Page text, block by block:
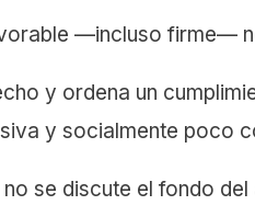
—incluso firme—
y ordena un
y socialmente poco
no se discute el fondo